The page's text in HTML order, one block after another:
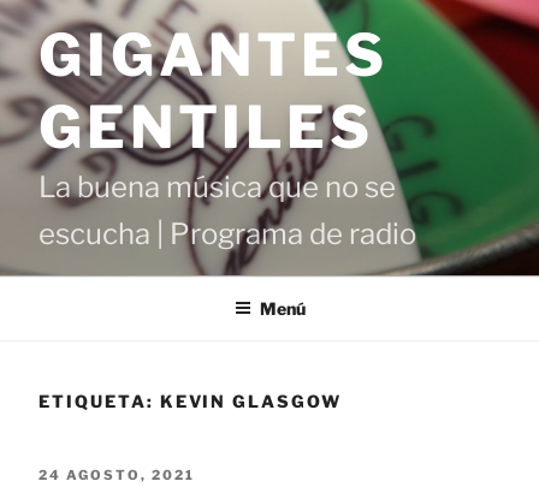
Saltar
contenido
GIGANTES
GENTILES
La buena música que no se
escucha | Programa de radio
Menú
ETIQUETA: KEVIN GLASGOW
PUBLICADO
24 AGOSTO, 2021